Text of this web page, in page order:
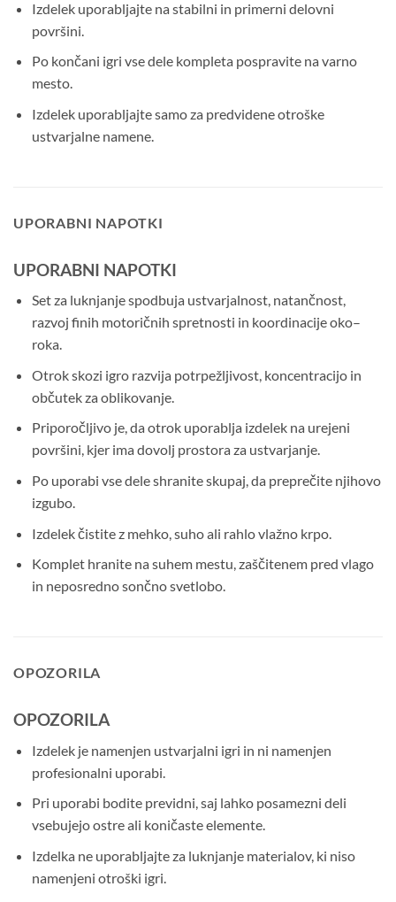
Izdelek uporabljajte na stabilni in primerni delovni
površini.
Po končani igri vse dele kompleta pospravite na varno
mesto.
Izdelek uporabljajte samo za predvidene otroške
ustvarjalne namene.
UPORABNI NAPOTKI
UPORABNI NAPOTKI
Set za luknjanje spodbuja ustvarjalnost, natančnost,
razvoj finih motoričnih spretnosti in koordinacije oko–
roka.
Otrok skozi igro razvija potrpežljivost, koncentracijo in
občutek za oblikovanje.
Priporočljivo je, da otrok uporablja izdelek na urejeni
površini, kjer ima dovolj prostora za ustvarjanje.
Po uporabi vse dele shranite skupaj, da preprečite njihovo
izgubo.
Izdelek čistite z mehko, suho ali rahlo vlažno krpo.
Komplet hranite na suhem mestu, zaščitenem pred vlago
in neposredno sončno svetlobo.
OPOZORILA
OPOZORILA
Izdelek je namenjen ustvarjalni igri in ni namenjen
profesionalni uporabi.
Pri uporabi bodite previdni, saj lahko posamezni deli
vsebujejo ostre ali koničaste elemente.
Izdelka ne uporabljajte za luknjanje materialov, ki niso
namenjeni otroški igri.